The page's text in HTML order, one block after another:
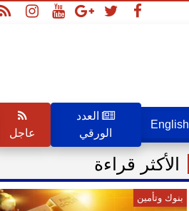
English
العدد
الورقي
عاجل
الأكثر قراءة
بنوك وتأمين